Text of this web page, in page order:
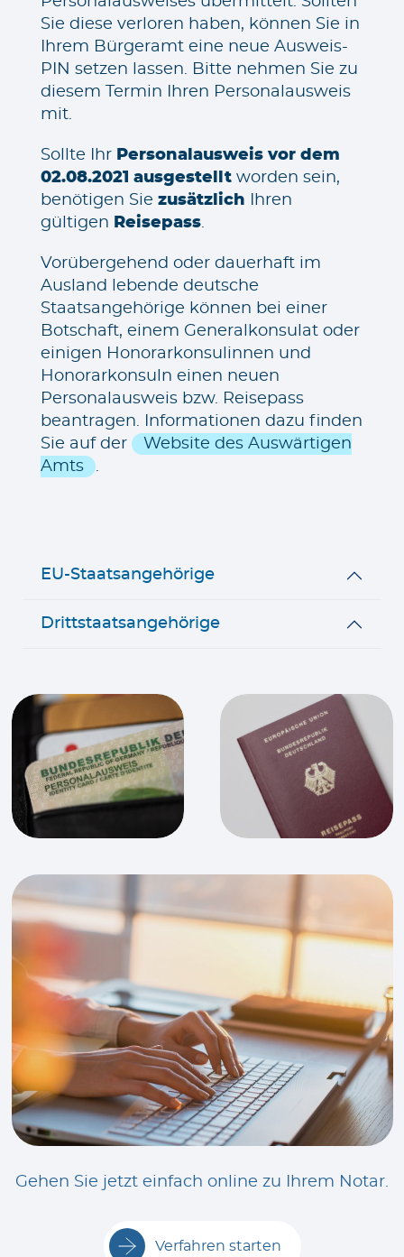
Sie diese verloren haben, können Sie in
Ihrem Bürgeramt eine neue Ausweis-
PIN setzen lassen. Bitte nehmen Sie zu
diesem Termin Ihren Personalausweis
mit.
Sollte Ihr Personalausweis vor dem
02.08.2021 ausgestellt worden sein,
benötigen Sie zusätzlich
Ihren
gültigen Reisepass.
Vorübergehend oder dauerhaft im
Ausland lebende deutsche
Staatsangehörige können bei einer
Botschaft, einem Generalkonsulat oder
einigen Honorarkonsulinnen und
Honorarkonsuln einen neuen
Personalausweis bzw. Reisepass
beantragen. Informationen dazu finden
Sie auf der
Website des Auswärtigen
Amts
.
EU-Staatsangehörige
Drittstaatsangehörige
Gehen Sie jetzt einfach online zu Ihrem Notar.
Verfahren starten